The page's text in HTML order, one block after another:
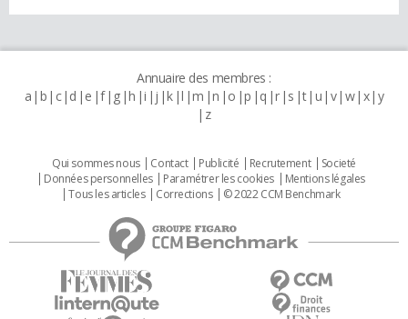
Annuaire des membres :
a b c d e f g h i j k l m n o p q r s t u v w x y
z
Qui sommes nous Contact Publicité Recrutement
Societé
Données personnelles
Paramétrer les cookies
Mentions légales
Tous les articles
Corrections © 2022 CCM Benchmark